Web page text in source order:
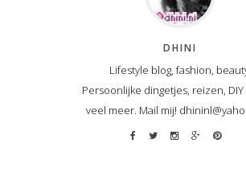
DHINI
Lifestyle blog, fashion,
Persoonlijke dingetjes, reizen,
veel meer. Mail mij!